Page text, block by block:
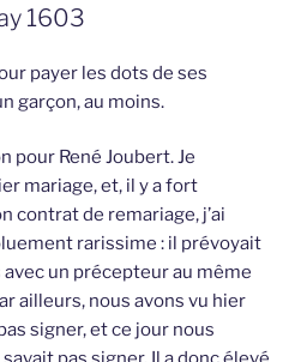
1603
payer les dots de ses
garçon, au moins.
pour René Joubert. Je
mariage, et, il y a fort
contrat de remariage, j’ai
rarissime : il prévoyait
avec un précepteur au même
ailleurs, nous avons vu hier
signer, et ce jour nous